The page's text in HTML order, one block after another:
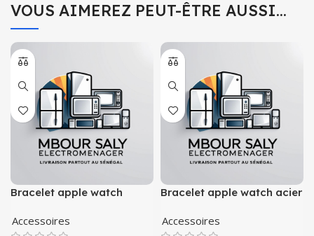
VOUS AIMEREZ PEUT-ÊTRE AUSSI…
Bracelet apple watch
Accessoires
Bracelet apple watch acier
Accessoires